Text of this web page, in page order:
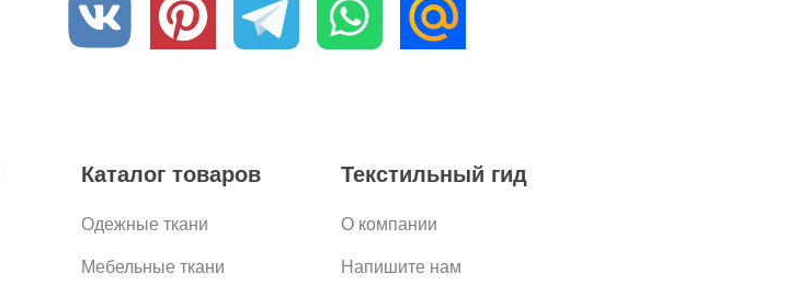
Каталог товаров
Одежные ткани
Мебельные ткани
Текстильный гид
О компании
Напишите нам